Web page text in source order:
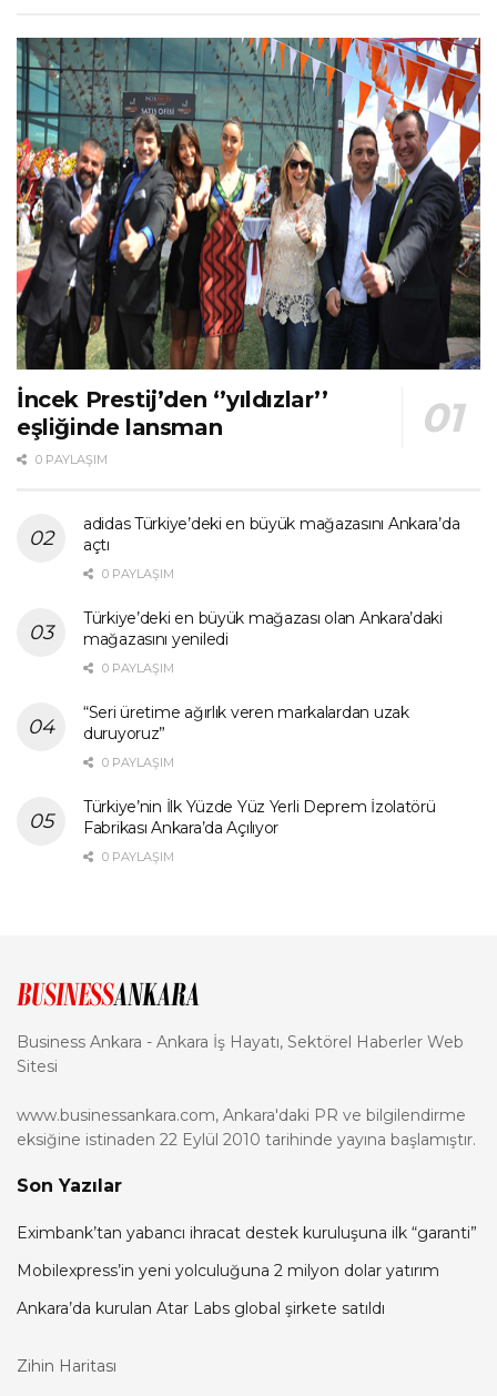
İncek Prestij’den ‘’yıldızlar’’
eşliğinde lansman
0 PAYLAŞIM
adidas Türkiye’deki en büyük mağazasını Ankara’da
açtı
0 PAYLAŞIM
Türkiye’deki en büyük mağazası olan Ankara’daki
mağazasını yeniledi
0 PAYLAŞIM
“Seri üretime ağırlık veren markalardan uzak
duruyoruz”
0 PAYLAŞIM
Türkiye’nin İlk Yüzde Yüz Yerli Deprem İzolatörü
Fabrikası Ankara’da Açılıyor
0 PAYLAŞIM
Business Ankara - Ankara İş Hayatı, Sektörel Haberler Web
Sitesi
www.businessankara.com, Ankara'daki PR ve bilgilendirme
eksiğine istinaden 22 Eylül 2010 tarihinde yayına başlamıştır.
Son Yazılar
Eximbank’tan yabancı ihracat destek kuruluşuna ilk “garanti”
Mobilexpress’in yeni yolculuğuna 2 milyon dolar yatırım
Ankara’da kurulan Atar Labs global şirkete satıldı
Zihin Haritası